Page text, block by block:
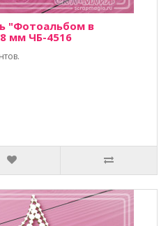
"Фотоальбом в
мм ЧБ-4516